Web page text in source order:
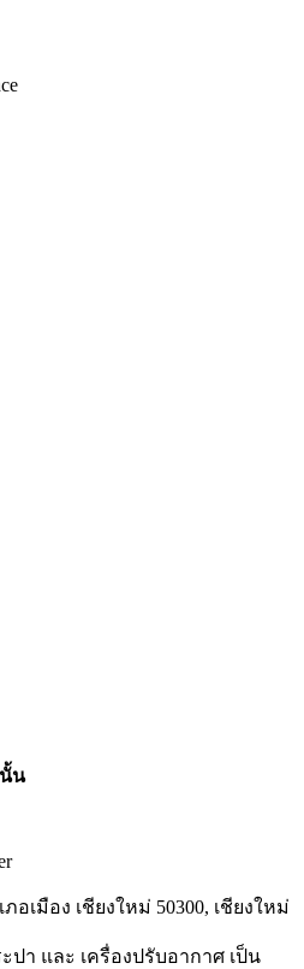
น
อเมือง เชียงใหม่ 50300, เชียงใหม่
า และ เครื่องปรับอากาศ เป็น